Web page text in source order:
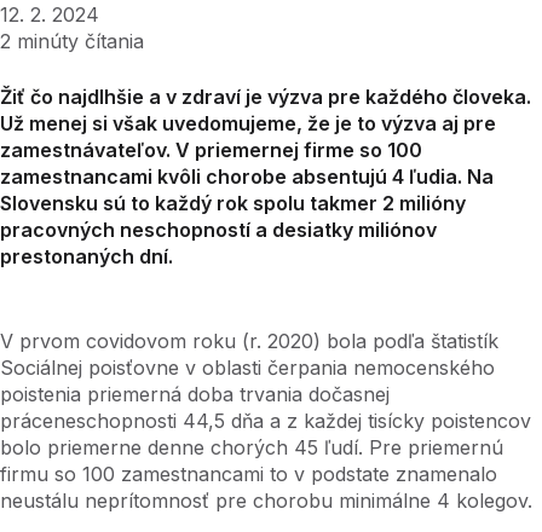
12. 2. 2024
2 minúty čítania
Žiť čo najdlhšie a v zdraví je výzva pre každého človeka.
Už menej si však uvedomujeme, že je to výzva aj pre
zamestnávateľov. V priemernej firme so 100
zamestnancami kvôli chorobe absentujú 4 ľudia. Na
Slovensku sú to každý rok spolu takmer 2 milióny
pracovných neschopností a desiatky miliónov
prestonaných dní.
V prvom covidovom roku (r. 2020) bola podľa štatistík
Sociálnej poisťovne v oblasti čerpania nemocenského
poistenia priemerná doba trvania dočasnej
práceneschopnosti 44,5 dňa a z každej tisícky poistencov
bolo priemerne denne chorých 45 ľudí. Pre priemernú
firmu so 100 zamestnancami to v podstate znamenalo
neustálu neprítomnosť pre chorobu minimálne 4 kolegov.